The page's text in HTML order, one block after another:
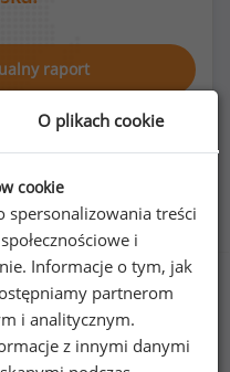
raport
lekarz okulista
38%
O plikach cookie
cookie
treści
i
Informacje o tym, jak
partnerom
i analitycznym.
z innymi danymi